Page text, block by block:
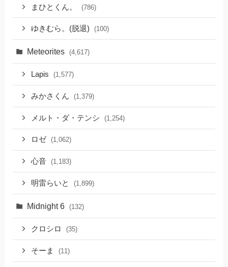
まひとくん。 (786)
ゆきむら。(脱退) (100)
Meteorites (4,617)
Lapis (1,577)
みかさくん (1,379)
メルト・ダ・テンシ (1,254)
ロゼ (1,062)
心音 (1,183)
明雷らいと (1,899)
Midnight 6 (132)
クロシロ (35)
そーま (11)